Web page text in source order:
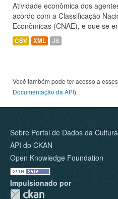
Atividade econômica dos
acordo com a Classificação
Econômicas (CNAE), e que se
CSV XML JS
Você também pode ter acesso a
Documentação da API).
Sobre Portal de Dados da Cultura
API do CKAN
Open Knowledge Foundation
Impulsionado por